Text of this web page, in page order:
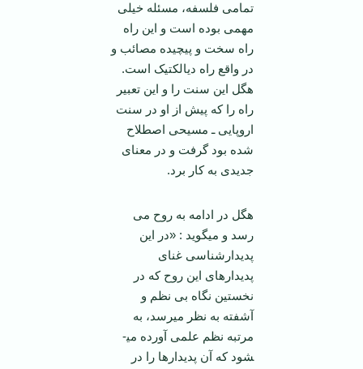
تمامی فلسفه، مسئله خیلی
مهمی بوده است و این راه
راه سخت و پیچیده مصائب و
در واقع راه دیالکتیک است.
هگل این سنت را و این تعبیر
راه را که پیش از او در سنت
اروپایی ـ مسیحی اصطلاح
شده بود گرفت و در معنای
جدیدی به کار برد.
هگل در ادامه به روح می
رسد و می­گوید : «در این
پدیدارشناسی غنای
پدیدارهای این روح که در
نخستین نگاه بی نظم و
آشفته به نظر می­رسد، به
مرتبه نظم علمی آورده می­
شود که آن پدیدارها را در